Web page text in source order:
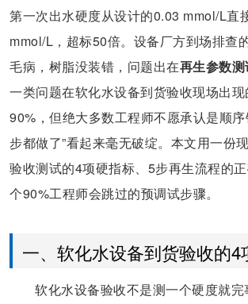
第一次出水硬度从设计的0.03 mmol/L直
mmol/L，超标50倍。设备厂方到场排查
毛病，树脂没装错，问题出在再生参数
一类问题在软化水设备到货验收现场出
90%，但绝大多数工程师不愿承认是顺序
步都做了”看起来毫无破绽。本文用一份
验收测试的4项硬指标、5步再生流程的
个90%工程师会跳过的预调试步骤。
一、软化水设备到货验收的4
软化水设备验收不是测一个硬度就